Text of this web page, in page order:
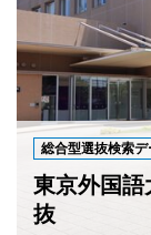
総合型選抜検索デ
東京外国
抜